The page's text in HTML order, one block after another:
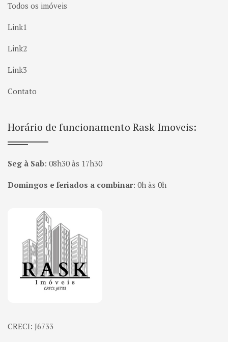
Todos os imóveis
Link1
Link2
Link3
Contato
Horário de funcionamento Rask Imoveis:
Seg à Sab: 08h30 às 17h30
Domingos e feriados a combinar: 0h às 0h
Página inicial
CRECI: J6733